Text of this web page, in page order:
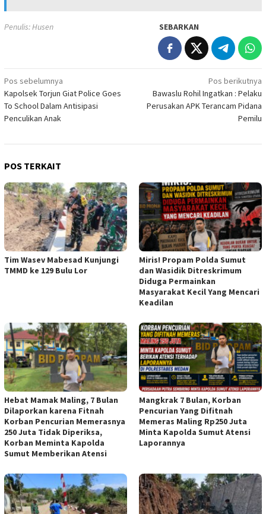
Penulis: Husen SEBARKAN
Navigasi
pos
Pos sebelumnya
Kapolsek Torjun Giat Police Goes
To School Dalam Antisipasi
Penculikan Anak
Pos berikutnya
Bawaslu Rohil Ingatkan : Pelaku
Perusakan APK Terancam Pidana
Pemilu
POS TERKAIT
Tim Wasev Mabesad Kunjungi
TMMD ke 129 Bulu Lor
Miris! Propam Polda Sumut
dan Wasidik Ditreskrimum
Diduga Permainkan
Masyarakat Kecil Yang Mencari
Keadilan
Hebat Mamak Maling, 7 Bulan
Dilaporkan karena Fitnah
Korban Pencurian Memerasnya
250 Juta Tidak Diperiksa,
Korban Meminta Kapolda
Sumut Memberikan Atensi
Mangkrak 7 Bulan, Korban
Pencurian Yang Difitnah
Memeras Maling Rp250 Juta
Minta Kapolda Sumut Atensi
Laporannya